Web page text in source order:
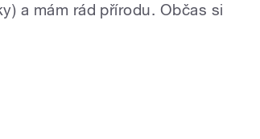
a mám rád přírodu. Občas si